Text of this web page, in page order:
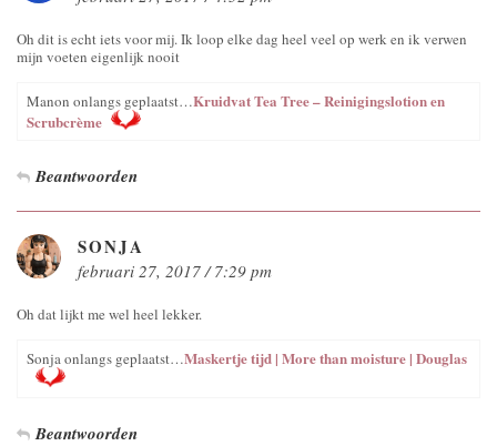
Oh dit is echt iets voor mij. Ik loop elke dag heel veel op werk en ik verwen
mijn voeten eigenlijk nooit
Manon onlangs geplaatst…Kruidvat Tea Tree – Reinigingslotion en
Scrubcrème
Beantwoorden
SONJA
februari 27, 2017 / 7:29 pm
Oh dat lijkt me wel heel lekker.
Sonja onlangs geplaatst…Maskertje tijd | More than moisture | Douglas
Beantwoorden